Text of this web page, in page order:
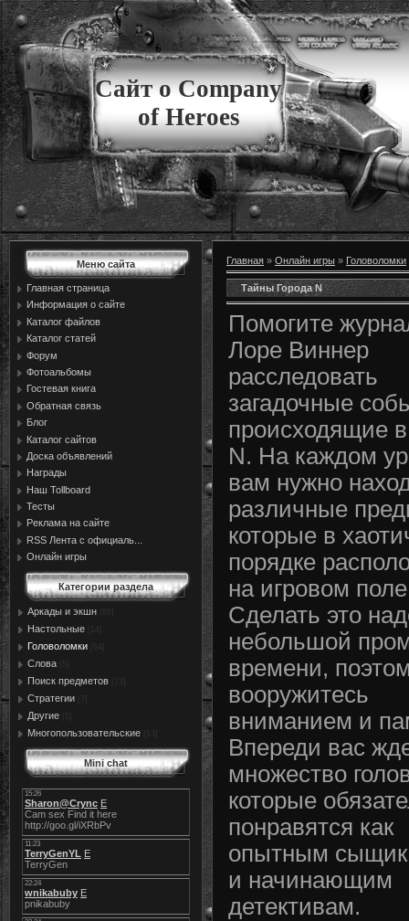
Сайт о Company
of Heroes
Меню сайта
Главная страница
Информация о сайте
Каталог файлов
Каталог статей
Форум
Фотоальбомы
Гостевая книга
Обратная связь
Блог
Каталог сайтов
Доска объявлений
Награды
Наш Tollboard
Тесты
Реклама на сайте
RSS Лента с официаль...
Онлайн игры
Категории раздела
Аркады и экшн
Настольные
Головоломки
Слова
Поиск предметов
Стратегии
Другие
Многопользовательские
Mini chat
Главная » Онлайн игры » Головоломки
Тайны Города N
Помогите
Лоре Виннер
расследовать
загадочные
происходящие
N. На каждом
вам нужно
различные
которые в
порядке
на игровом
Сделать это
небольшой
времени,
вооружитесь
вниманием и
Впереди вас
множество
которые
понравятся как
опытным
и начинающим
детективам.